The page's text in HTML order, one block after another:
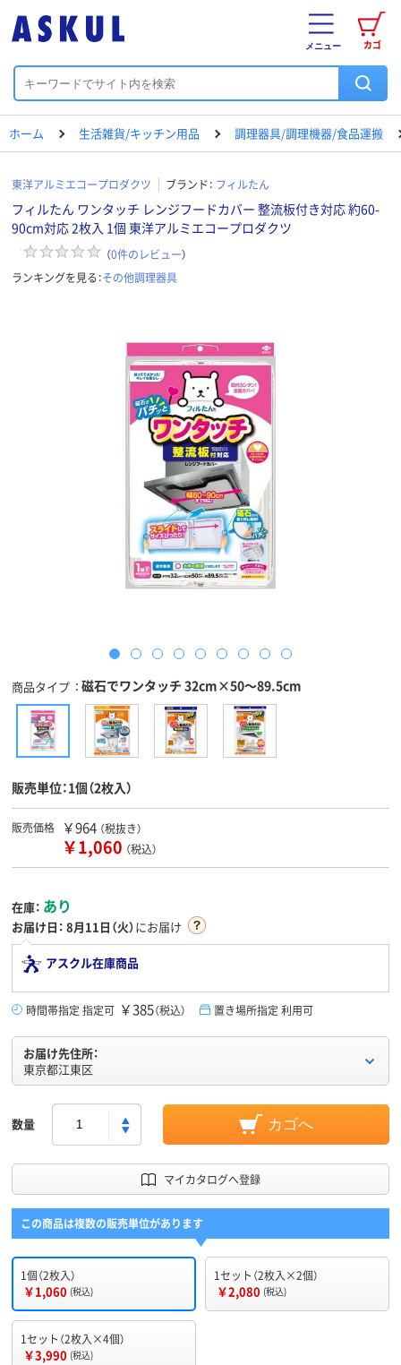
カゴ
メニュー
ホーム 生活雑貨/キッチン用品 調理器具/調理機器/食品運搬
東洋アルミエコープロダクツ ブランド： フィルたん
フィルたん ワンタッチ レンジフードカバー 整流板付き対応 約60-
90cm対応 2枚入 1個 東洋アルミエコープロダクツ
（0件のレビュー）
ランキングを見る：その他調理器具
商品タイプ 磁石でワンタッチ 32cm×50～89.5cm
販売単位：1個（2枚入）
販売価格 ￥964 （税抜き）
￥1,060 （税込）
在庫： あり
お届け日： 8月11日（火）にお届け
アスクル在庫商品
時間帯指定 指定可 ￥385（税込） 置き場所指定 利用可
お届け先住所：
東京都江東区
数量 カゴへ
マイカタログへ登録
この商品は複数の販売単位があります
1個（2枚入）
￥1,060 (税込)
1セット（2枚入×2個）
￥2,080 (税込)
1セット（2枚入×4個）
￥3,990 (税込)